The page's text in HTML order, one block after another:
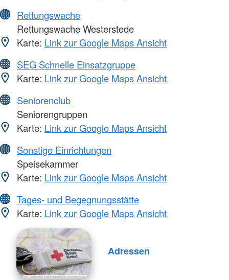
Rettungswache
Rettungswache Westerstede
Karte: Link zur Google Maps Ansicht
SEG Schnelle Einsatzgruppe
Karte: Link zur Google Maps Ansicht
Seniorenclub
Seniorengruppen
Karte: Link zur Google Maps Ansicht
Sonstige Einrichtungen
Speisekammer
Karte: Link zur Google Maps Ansicht
Tages- und Begegnungsstätte
Karte: Link zur Google Maps Ansicht
Adressen